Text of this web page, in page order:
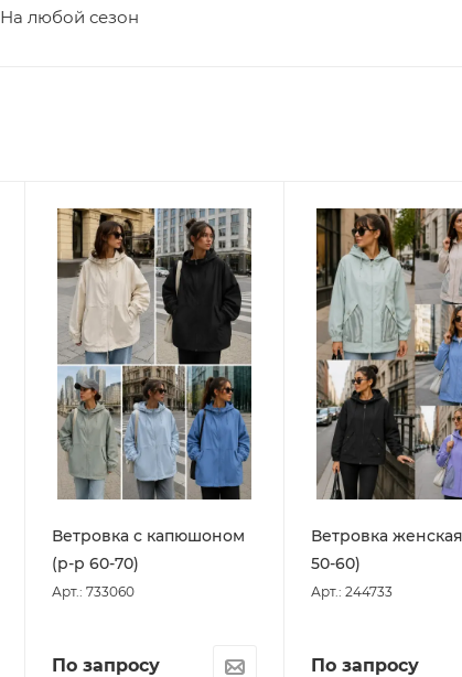
На любой сезон
Ветровка с капюшоном
(р-р 60-70)
Арт.: 733060
По запросу
Ветровка
50-60)
Арт.: 244733
По запросу